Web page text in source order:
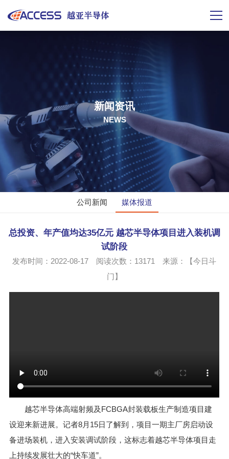
新闻资讯
NEWS
公司新闻 媒体报道
总投资、年产值均达35亿元 越芯半导体项目进入装机调
试阶段
发布时间：2022-08-17 阅读次数： 13171
来源：【今日斗
门】
越芯半导体高端射频及FCBGA封装载板生产制造项目建
设迎来新进展。记者8月15日了解到，项目一期主厂房启动设
备进场装机，进入安装调试阶段，这标志着越芯半导体项目走
上持续发展壮大的“快车道”。